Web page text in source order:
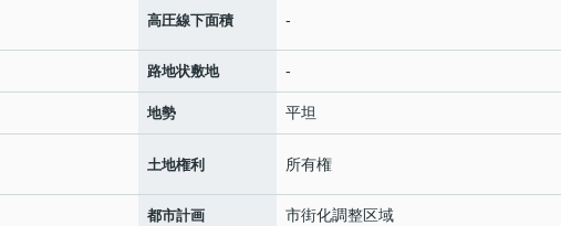
高圧線下面積 -
路地状敷地 -
地勢 平坦
土地権利 所有権
都市計画 市街化調整区域